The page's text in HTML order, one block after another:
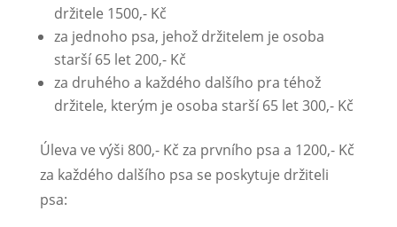
držitele 1500,- Kč
za jednoho psa, jehož držitelem je osoba
starší 65 let 200,- Kč
za druhého a každého dalšího pra téhož
držitele, kterým je osoba starší 65 let 300,- Kč
Úleva ve výši 800,- Kč za prvního psa a 1200,- Kč
za každého dalšího psa se poskytuje držiteli
psa: